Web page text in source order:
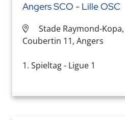
Angers SCO - Lille OSC
Stade Raymond-
Coubertin 11, Angers
1. Spieltag - Ligue 1